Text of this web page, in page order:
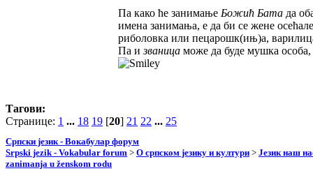
Па како ће занимање Божић Бата да
имена занимања, е да би се жене
риболовка или пецарошк(ињ)а,
Па изваница може да буде мушка
Тагови:
Странице: 1 ... 18 19 [20] 21 22 ... 25
Српски језик - Вокабулар форум
Srpski jezik - Vokabular forum > О српском језику и култури > Језик наш
zanimanja u ženskom rodu